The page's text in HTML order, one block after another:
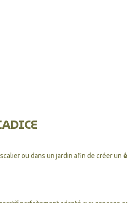
ou dans un jardin afin de créer un